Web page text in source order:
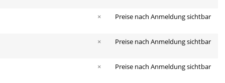
× Preise nach Anmeldung sichtbar
× Preise nach Anmeldung sichtbar
× Preise nach Anmeldung sichtbar